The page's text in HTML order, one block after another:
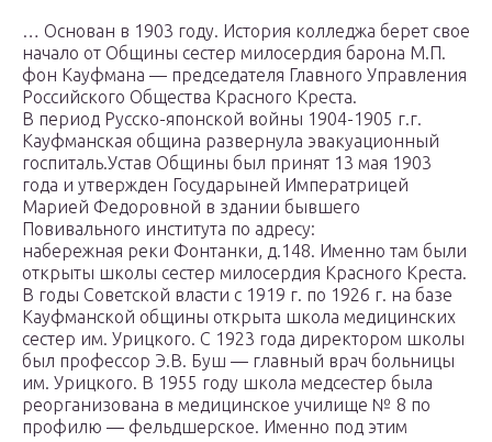
… Основан в 1903 году. История колледжа берет свое
начало от Общины сестер милосердия барона М.П.
фон Кауфмана — председателя Главного Управления
Российского Общества Красного Креста.
В период Русско-японской войны 1904-1905 г.г.
Кауфманская община развернула эвакуационный
госпиталь.Устав Общины был принят 13 мая 1903
года и утвержден Государыней Императрицей
Марией Федоровной в здании бывшего
Повивального института по адресу:
набережная реки Фонтанки, д.148. Именно там были
открыты школы сестер милосердия Красного Креста.
В годы Советской власти с 1919 г. по 1926 г. на базе
Кауфманской общины открыта школа медицинских
сестер им. Урицкого. С 1923 года директором школы
был профессор Э.В. Буш — главный врач больницы
им. Урицкого. В 1955 году школа медсестер была
реорганизована в медицинское училище № 8 по
профилю — фельдшерское. Именно под этим